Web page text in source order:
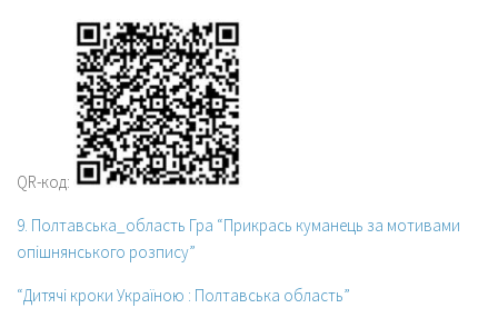
QR-код:
9. Полтавська_область Гра “Прикрась куманець за мотивами
опішнянського розпису”
“Дитячі кроки Україною : Полтавська область”